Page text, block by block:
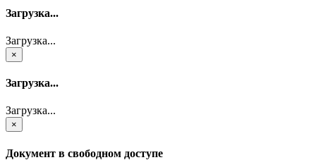
Загрузка...
Загрузка...
×
Загрузка...
Загрузка...
×
Документ в свободном доступе